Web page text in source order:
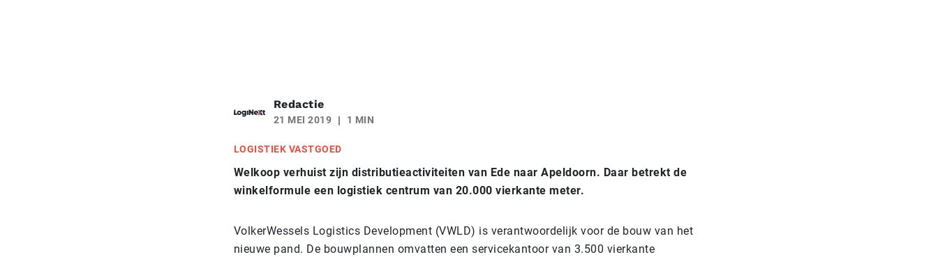
Redactie
21 MEI 2019 1 MIN
LOGISTIEK VASTGOED
Welkoop verhuist zijn distributieactiviteiten van Ede naar Apeldoorn. Daar betrekt de
winkelformule een logistiek centrum van 20.000 vierkante meter.
VolkerWessels Logistics Development (VWLD) is verantwoordelijk voor de bouw van het
nieuwe pand. De bouwplannen omvatten een servicekantoor van 3.500 vierkante